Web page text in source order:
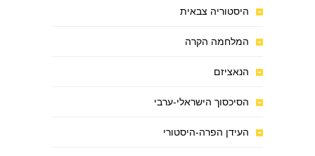
היסטוריה צבאית
המלחמה הקרה
הנאציזם
הסיכסוך הישראלי-ערבי
העידן הפרה-היסטורי